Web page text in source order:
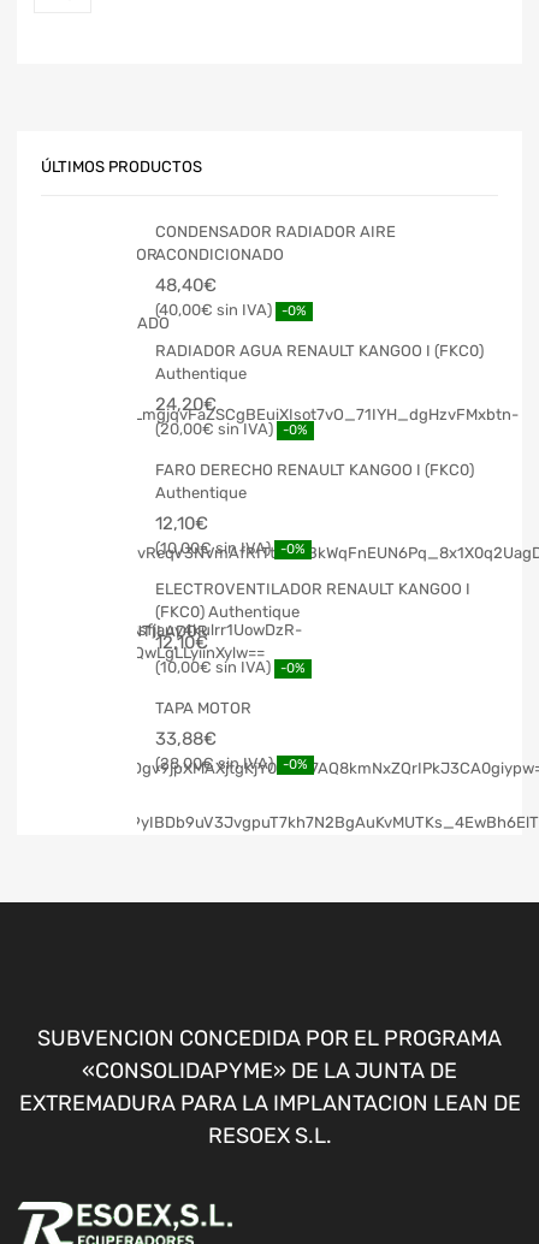
ÚLTIMOS PRODUCTOS
CONDENSADOR RADIADOR AIRE
ACONDICIONADO
48,40€
40,00€ -0%
RADIADOR AGUA RENAULT KANGOO I (FKC0)
Authentique
24,20€
20,00€ -0%
FARO DERECHO RENAULT KANGOO I (FKC0)
Authentique
12,10€
10,00€ -0%
ELECTROVENTILADOR RENAULT KANGOO I
(FKC0) Authentique
12,10€
10,00€ -0%
TAPA MOTOR
33,88€
28,00€ -0%
SUBVENCION CONCEDIDA POR EL PROGRAMA
«CONSOLIDAPYME» DE LA JUNTA DE
EXTREMADURA PARA LA IMPLANTACION LEAN DE
RESOEX S.L.